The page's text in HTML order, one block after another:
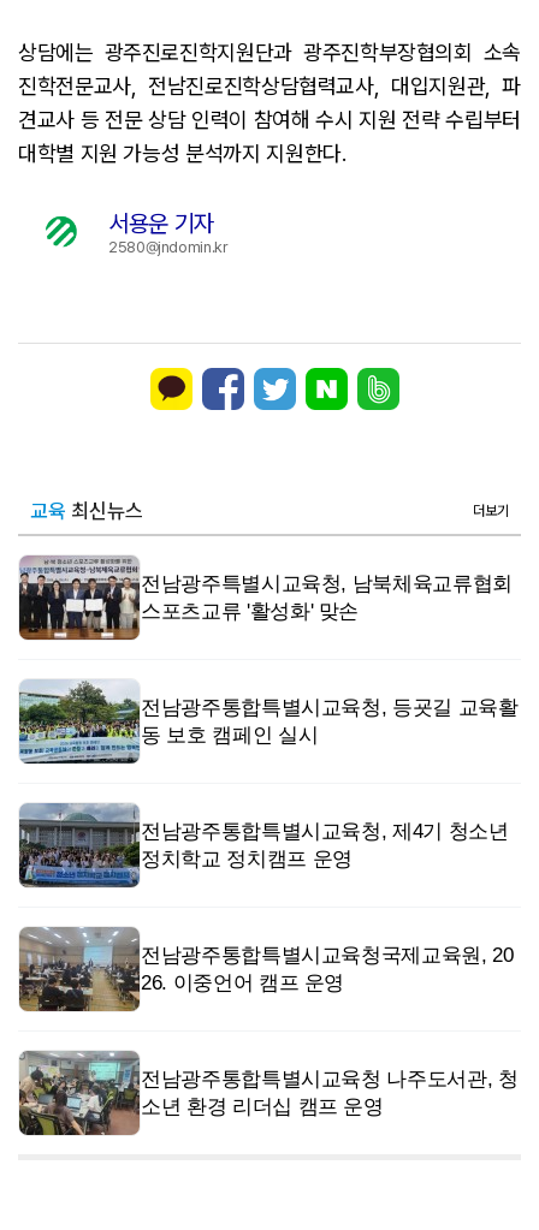
상담에는 광주진로진학지원단과 광주진학부장협의회 소속
진학전문교사, 전남진로진학상담협력교사, 대입지원관, 파
견교사 등 전문 상담 인력이 참여해 수시 지원 전략 수립부터
대학별 지원 가능성 분석까지 지원한다.
서용운 기자
2580@jndomin.kr
교육 최신뉴스 더보기
전남광주특별시교육청, 남북체육교류협회
스포츠교류 '활성화' 맞손
전남광주통합특별시교육청, 등굣길 교육활
동 보호 캠페인 실시
전남광주통합특별시교육청, 제4기 청소년
정치학교 정치캠프 운영
전남광주통합특별시교육청국제교육원, 20
26. 이중언어 캠프 운영
전남광주통합특별시교육청 나주도서관, 청
소년 환경 리더십 캠프 운영